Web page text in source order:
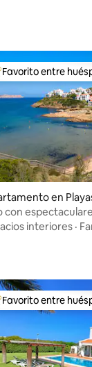
4.85 de 5,
entre
Favorito entre
en
con
interiores ·
entre
Favorito entre